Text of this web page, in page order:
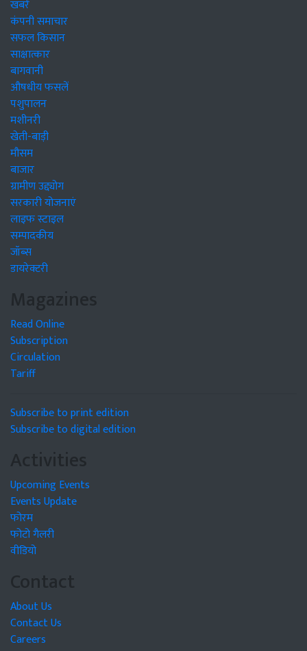
खबरें
कंपनी समाचार
सफल किसान
साक्षात्कार
बागवानी
औषधीय फसलें
पशुपालन
मशीनरी
खेती-बाड़ी
मौसम
बाजार
ग्रामीण उद्द्योग
सरकारी योजनाएं
लाइफ स्टाइल
सम्पादकीय
जॉब्स
डायरेक्टरी
Magazines
Read Online
Subscription
Circulation
Tariff
Subscribe to print edition
Subscribe to digital edition
Activities
Upcoming Events
Events Update
फोरम
फोटो गैलरी
वीडियो
Contact
About Us
Contact Us
Careers